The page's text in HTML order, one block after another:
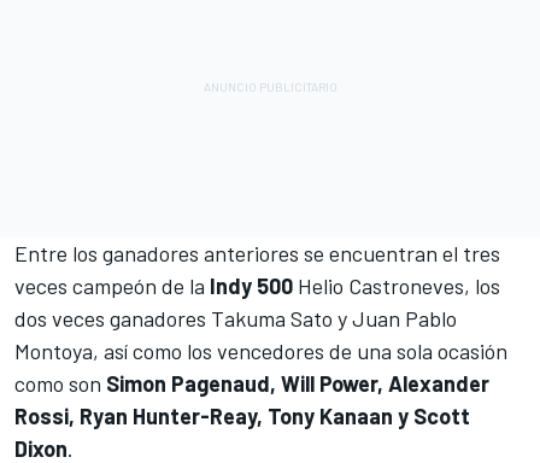
Entre los ganadores anteriores se encuentran el tres
veces campeón de la Indy 500 Helio Castroneves, los
dos veces ganadores Takuma Sato yJuan Pablo
Montoya, así como los vencedores de una sola ocasión
como son Simon Pagenaud, Will Power, Alexander
Rossi, Ryan Hunter-Reay, Tony Kanaan y Scott
Dixon.